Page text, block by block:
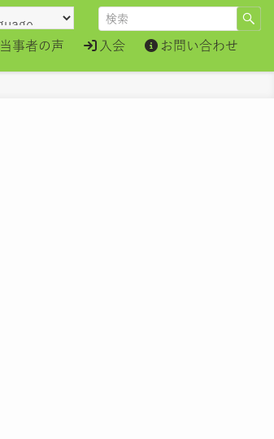
当事者の声 入会 お問い合わせ